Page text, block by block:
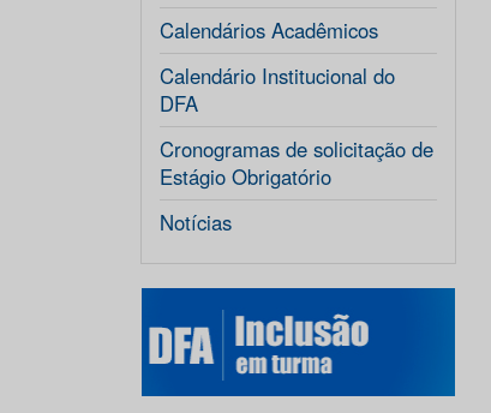
Calendários Acadêmicos
Calendário Institucional do
DFA
Cronogramas de solicitação de
Estágio Obrigatório
Notícias